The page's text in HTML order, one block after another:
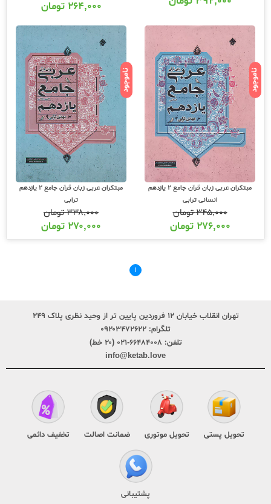
۲۶۴,۰۰۰ تومان
ناموجود
مبتکران عربی زبان قرآن جامع 2 یازدهم
انسانی ترابی
۳۴۵,۰۰۰تومان
۲۷۶,۰۰۰ تومان
ناموجود
مبتکران عربی زبان قرآن جامع 2 یازدهم
ترابی
۳۳۸,۰۰۰تومان
۲۷۰,۰۰۰ تومان
۱
تهران انقلاب خیابان ۱۲ فروردین پایین تر از وحید نظری پلاک ۲۴۹
تلگرام: ۰۹۲۰۳۴۷۲۶۲۲
تلفن: ۶۶۴۸۴۰۰۸-۰۲۱ (۲۰ خط)
info@ketab.love
تحویل پستی تحویل موتوری ضمانت اصالت تخفیف دائمی
پشتیبانی